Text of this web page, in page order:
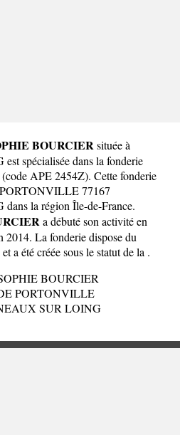
BOURCIERsituée à
spécialisée dans la fonderie
APE 2454Z). Cette fonderie
77167
la région Île-de-France.
a débuté son activité en
2014. La fonderie dispose du
a été créée sous le statut de la .
BOURCIER
PORTONVILLE
SUR LOING